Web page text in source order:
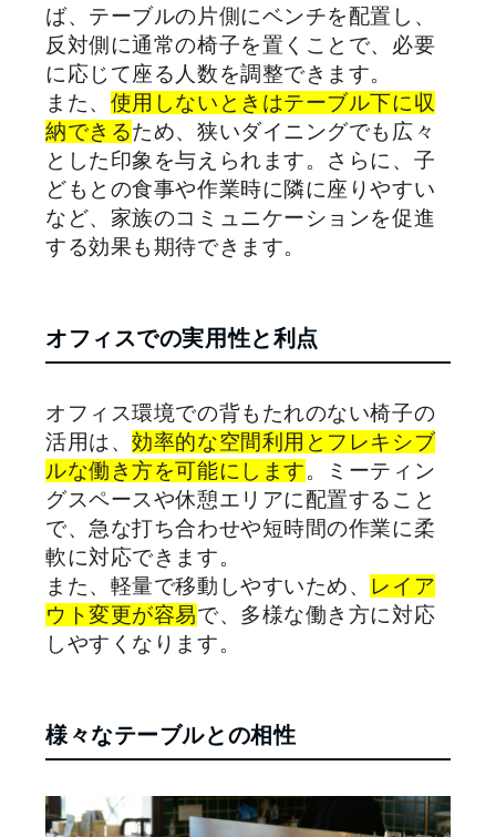
ば、テーブルの片側にベンチを配置し、
反対側に通常の椅子を置くことで、必要
に応じて座る人数を調整できます。
また、 使用しないときはテーブル下に収
納できるため、狭いダイニングでも広々
とした印象を与えられます。さらに、子
どもとの食事や作業時に隣に座りやすい
など、家族のコミュニケーションを促進
する効果も期待できます。
オフィスでの実用性と利点
オフィス環境での背もたれのない椅子の
活用は、効率的な空間利用とフレキシブ
ルな働き方を可能にします。ミーティン
グスペースや休憩エリアに配置すること
で、急な打ち合わせや短時間の作業に柔
軟に対応できます。
また、軽量で移動しやすいため、
レイア
ウト変更が容易で、多様な働き方に対応
しやすくなります。
様々なテーブルとの相性